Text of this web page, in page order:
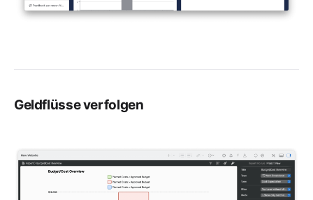
Geldflüsse verfolgen